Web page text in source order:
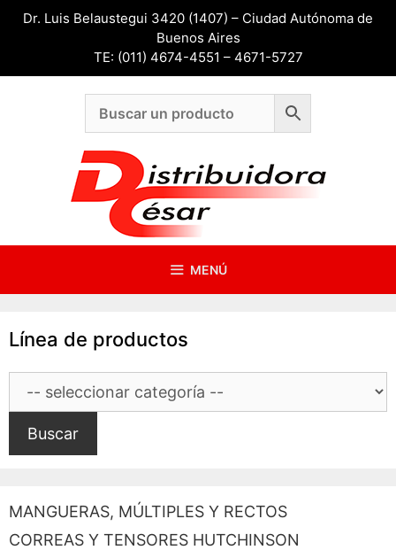
SaltarDr. Luis Belaustegui 3420 (1407) – Ciudad Autónoma de
Buenos Aires
TE: (011) 4674-4551 – 4671-5727
MENÚ
Línea de productos
Buscar
MANGUERAS, MÚLTIPLES Y RECTOS
CORREAS Y TENSORES HUTCHINSON